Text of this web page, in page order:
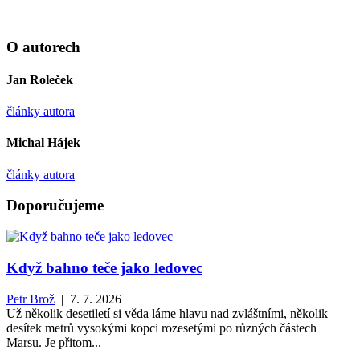
O autorech
Jan Roleček
články autora
Michal Hájek
články autora
Doporučujeme
Když bahno teče jako ledovec
Petr Brož | 7. 7. 2026
Už několik desetiletí si věda láme hlavu nad zvláštními, několik
desítek metrů vysokými kopci rozesetými po různých částech
Marsu. Je přitom...